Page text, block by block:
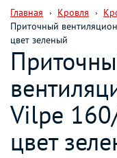
Главная Кровля
Приточный
цвет зеленый
Vilpe
цвет